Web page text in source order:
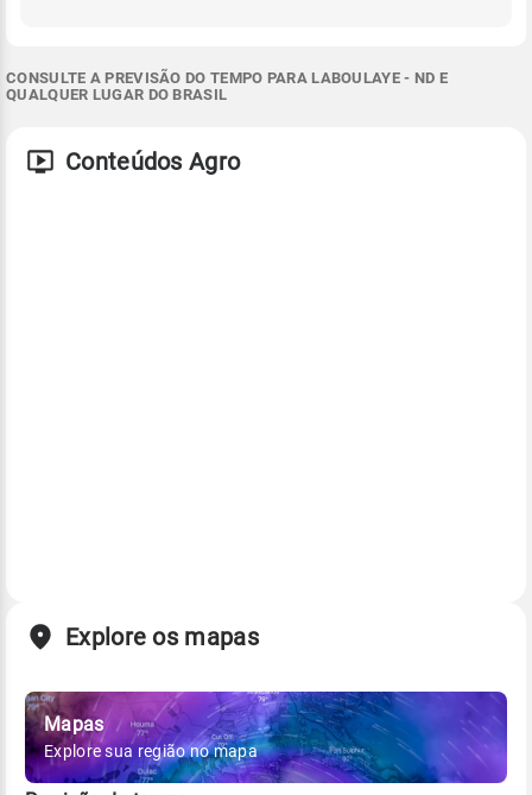
CONSULTE A PREVISÃO DO TEMPO PARA LABOULAYE - ND E
QUALQUER LUGAR DO BRASIL
Conteúdos Agro
Explore os mapas
Mapas
Explore sua região no mapa